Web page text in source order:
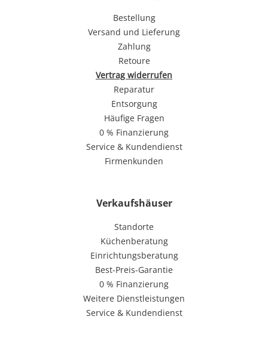
Bestellung
Versand und Lieferung
Zahlung
Retoure
Vertrag widerrufen
Reparatur
Entsorgung
Häufige Fragen
0 % Finanzierung
Service & Kundendienst
Firmenkunden
Verkaufshäuser
Standorte
Küchenberatung
Einrichtungsberatung
Best-Preis-Garantie
0 % Finanzierung
Weitere Dienstleistungen
Service & Kundendienst